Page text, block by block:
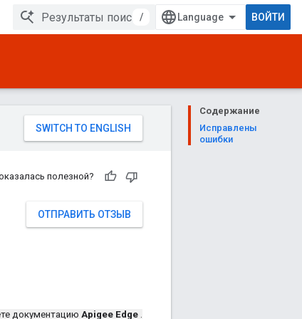
/ ВОЙТИ
Содержание
Исправлены
ошибки
полезной?
ОТПРАВИТЬ ОТЗЫВ
документацию Apigee Edge .